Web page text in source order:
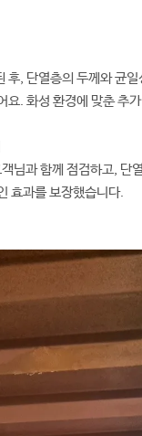
후, 단열층의 두께와 균
요. 화성 환경에 맞춘 추
님과 함께 점검하고, 단
효과를 보장했습니다.